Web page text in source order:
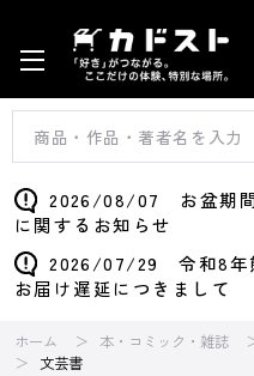
2026/08/07 お盆期間
に関するお知らせ
2026/07/29 令和8年
お届け遅延につきまして
ホーム 本・コミック・雑誌
文芸書